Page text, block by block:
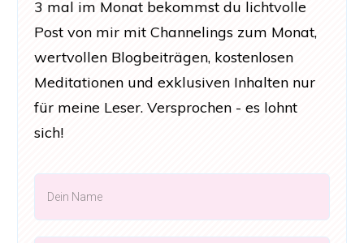
3 mal im Monat bekommst du lichtvolle
Post von mir mit Channelings zum Monat,
wertvollen Blogbeiträgen, kostenlosen
Meditationen und exklusiven Inhalten nur
für meine Leser. Versprochen - es lohnt
sich!